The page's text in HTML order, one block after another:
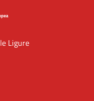
Ligure